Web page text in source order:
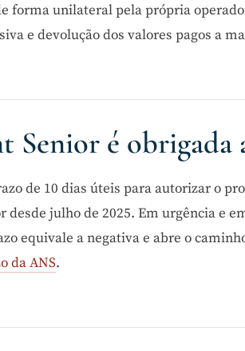
forma unilateral pela própria
e devolução dos valores pagos a
Senior é
de 10 dias úteis para autorizar o
desde julho de 2025. Em urgência e
equivale a negativa e abre o
da ANS.